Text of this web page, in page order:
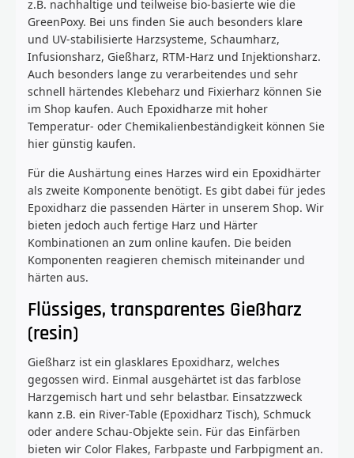
z.B. nachhaltige und teilweise bio-basierte wie die
GreenPoxy. Bei uns finden Sie auch besonders klare
und UV-stabilisierte Harzsysteme, Schaumharz,
Infusionsharz, Gießharz, RTM-Harz und Injektionsharz.
Auch besonders lange zu verarbeitendes und sehr
schnell härtendes Klebeharz und Fixierharz können Sie
im Shop kaufen. Auch Epoxidharze mit hoher
Temperatur- oder Chemikalienbeständigkeit können Sie
hier günstig kaufen.
Für die Aushärtung eines Harzes wird ein Epoxidhärter
als zweite Komponente benötigt. Es gibt dabei für jedes
Epoxidharz die passenden Härter in unserem Shop. Wir
bieten jedoch auch fertige Harz und Härter
Kombinationen an zum online kaufen. Die beiden
Komponenten reagieren chemisch miteinander und
härten aus.
Flüssiges, transparentes Gießharz
(resin)
Gießharz ist ein glasklares Epoxidharz, welches
gegossen wird. Einmal ausgehärtet ist das farblose
Harzgemisch hart und sehr belastbar. Einsatzzweck
kann z.B. ein River-Table (Epoxidharz Tisch), Schmuck
oder andere Schau-Objekte sein. Für das Einfärben
bieten wir Color Flakes, Farbpaste und Farbpigment an.